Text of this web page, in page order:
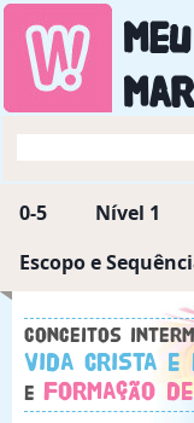
0-5 Nível 1
Escopo e
Conceitos
Vida Crista e
e Formação